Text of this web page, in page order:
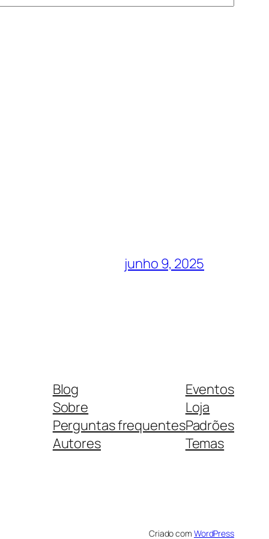
junho 9, 2025
Blog
Sobre
Perguntas frequentes
Autores
Eventos
Loja
Padrões
Temas
Criado com WordPress